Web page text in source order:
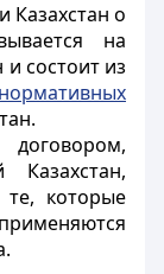
Казахстан о
на
и состоит из
Казахстан,
которые